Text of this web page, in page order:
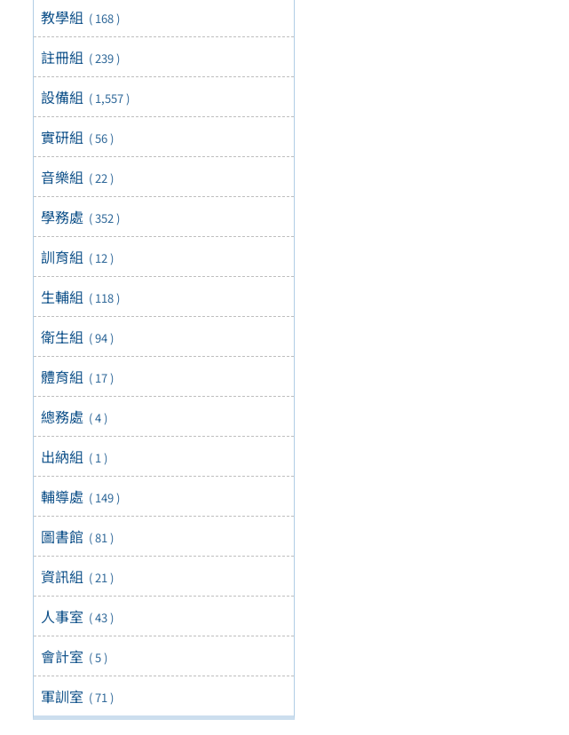
教學組 ( 168 )
註冊組 ( 239 )
設備組 ( 1,557 )
實研組 ( 56 )
音樂組 ( 22 )
學務處 ( 352 )
訓育組 ( 12 )
生輔組 ( 118 )
衛生組 ( 94 )
體育組 ( 17 )
總務處 ( 4 )
出納組 ( 1 )
輔導處 ( 149 )
圖書館 ( 81 )
資訊組 ( 21 )
人事室 ( 43 )
會計室 ( 5 )
軍訓室 ( 71 )